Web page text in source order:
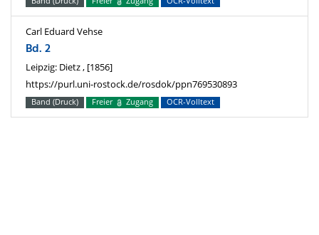
Carl Eduard Vehse
Bd. 2
Leipzig: Dietz , [1856]
https://purl.uni-rostock.de/rosdok/ppn769530893
Band (Druck) Freier Zugang OCR-Volltext